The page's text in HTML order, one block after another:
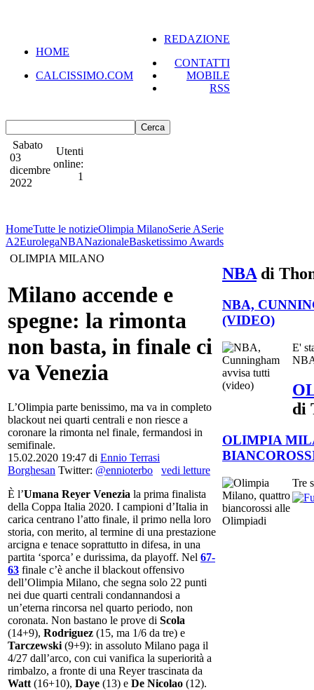
HOME
CALCISSIMO.COM
REDAZIONE
CONTATTI
MOBILE
RSS
Sabato
03
dicembre
2022
Utenti
online:
1
HomeTutte le notizieOlimpia MilanoSerie ASerie
A2EurolegaNBANazionaleBasketissimo Awards
OLIMPIA MILANO
Milano accende e
spegne: la rimonta
non basta, in finale ci
va Venezia
L’Olimpia parte benissimo, ma va in completo
blackout nei quarti centrali e non riesce a
coronare la rimonta nel finale, fermandosi in
semifinale.
15.02.2020 19:47 di Ennio Terrasi
Borghesan Twitter: @ennioterbo
vedi letture
È l’Umana Reyer Venezia la prima finalista
della Coppa Italia 2020. I campioni d’Italia in
carica centrano l’atto finale, il primo nella loro
storia, con merito, al termine di una prestazione
arcigna e tenace soprattutto in difesa, in una
partita ‘sporca’ e durissima, da playoff. Nel 67-
63 finale c’è anche il blackout offensivo
dell’Olimpia Milano, che segna solo 22 punti
nei due quarti centrali condannandosi a
un’eterna rincorsa nel quarto periodo, non
coronata. Non bastano le prove di Scola
(14+9), Rodriguez (15, ma 1/6 da tre) e
Tarczewski (9+9): in assoluto Milano paga il
4/27 dall’arco, con cui vanifica la superiorità a
rimbalzo, a fronte di una Reyer trascinata da
Watt (16+10), Daye (13) e De Nicolao (12).
NBA di
NBA,
(VIDEO)
E'
di
OLIMPIA
Tre